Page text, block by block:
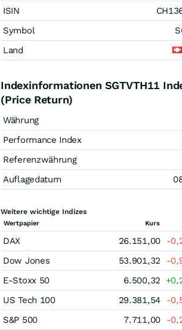
ISIN
Symbol
Land
Indexinformationen SGTVTH11
(Price Return)
Währung
Performance Index
Referenzwährung
Auflagedatum
Weitere wichtige Indizes
Wertpapier Kurs
DAX 26.151,00
-
Dow Jones
53.901,32
-
E-Stoxx 50
6.500,32
US Tech 100
29.381,54
-
S&P 500
7.711,00
-